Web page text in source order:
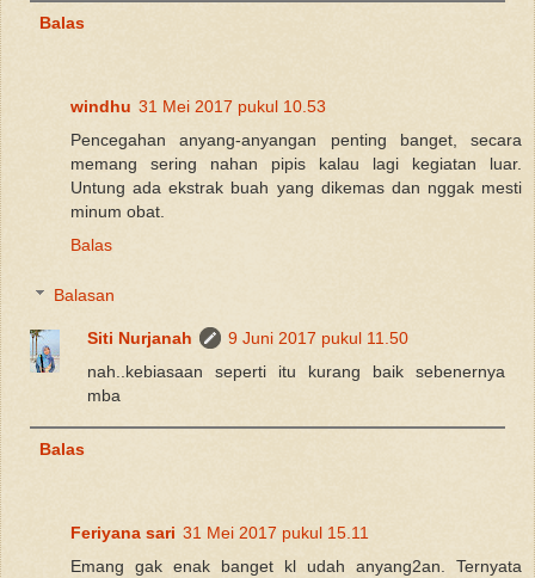
Balas
windhu 31 Mei 2017 pukul 10.53
Pencegahan anyang-anyangan penting banget, secara
memang sering nahan pipis kalau lagi kegiatan luar.
Untung ada ekstrak buah yang dikemas dan nggak mesti
minum obat.
Balas
Balasan
Siti Nurjanah
9 Juni 2017 pukul 11.50
nah..kebiasaan seperti itu kurang baik sebenernya
mba
Balas
Feriyana sari 31 Mei 2017 pukul 15.11
Emang gak enak banget kl udah anyang2an. Ternyata